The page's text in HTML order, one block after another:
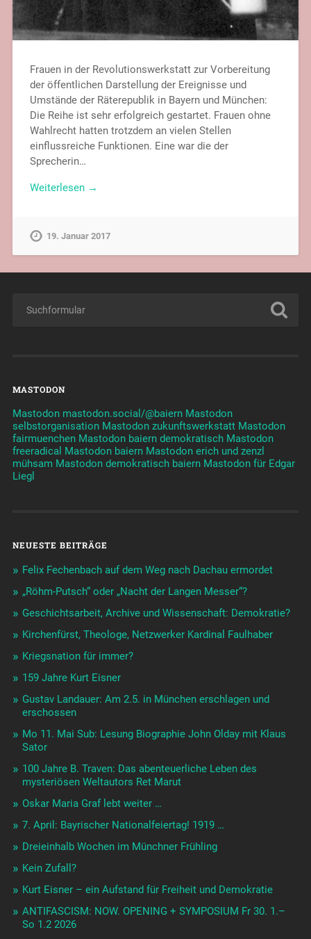
Frauen in der Revolutionswerkstatt zur Vorbereitung
der öffentlichen Darstellung der Ereignisse und
Umstände der Räterepublik in Bayern und München:
Die Reihe ist sehr erfolgreich gestartet. Frauen ohne
Wahlrecht hatten trotzdem an vielen Stellen
einflussreiche Funktionen. Eine war die der
Sprecherin…
Weiterlesen →
19. Januar 2017
MASTODON
Mastodon mastodon.social/@baiern Mastodon
selbstorganisation Mastodon zukunftswerkstatt Mastodon
fairmuenchen Mastodon baiern demokratisch Mastodon
freeradical Mastodon baiern Mastodon erich und zenzl
mühsam Mastodon demokratisch baiern Mastodon für Edgar
Liegl
NEUESTE BEITRÄGE
Felix Fechenbach auf dem Weg nach Dachau ermordet
„Röhm-Putsch“ oder „Nacht der Langen Messer“?
Geschichtsarbeit, Archive und Wissenschaft: Demokratie?
Kirchenfürst, Theologe, Netzwerker Kardinal Faulhaber
Kriegsnation für immer?
159 Jahre Kurt Eisner
Gustav Landauer: Am 2.5. in München erschlagen und
erschossen
Mo 11. Mai Sub: Lesung Biographie John Olday mit Klaus
Sator
100 Jahre B. Traven: Das abenteuerliche Leben des
mysteriösen Weltautors Ret Marut
Oskar Maria Graf lebt weiter …
7. April: Bayrischer Nationalfeiertag! 1919 …
Dreieinhalb Wochen im Münchner Frühling
Kein Zufall?
Kurt Eisner – ein Aufstand für Freiheit und Demokratie
ANTIFASCISM: NOW. OPENING + SYMPOSIUM Fr 30. 1.–
So 1.2 2026